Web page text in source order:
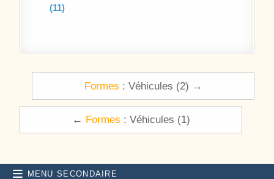
(11)
Navigation de l’article
Formes : Véhicules (2) →
← Formes : Véhicules (1)
MENU SECONDAIRE